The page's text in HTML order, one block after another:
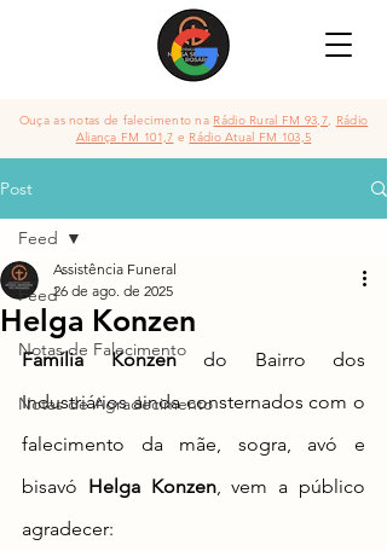
Ouça as notas de falecimento na Rádio Rural FM 93,7, Rádio
Aliança FM 101,7 e Rádio Atual FM 103,5
Post
Feed
Notas de Falecimento
Notas de Agradecimento
Feed
Helga Konzen
Assistência Funeral
26 de ago. de 2025
Família Konzen do Bairro dos
Industriários
falecimento da mãe, sogra, avó e
bisavó Helga Konzen, vem a público
agradecer: